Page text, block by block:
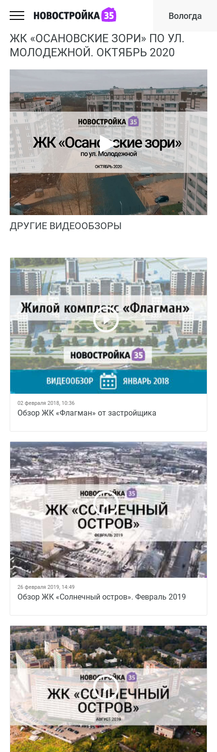
Вологда
ЖК «ОСАНОВСКИЕ ЗОРИ» ПО УЛ.
МОЛОДЕЖНОЙ. ОКТЯБРЬ 2020
ДРУГИЕ ВИДЕООБЗОРЫ
02 февраля 2018, 10:36
Обзор ЖК «Флагман» от застройщика
26 февраля 2019, 14:49
Обзор ЖК «Солнечный остров». Февраль 2019